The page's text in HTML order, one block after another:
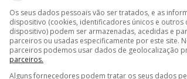
E BENFICA CHEGA AOS…
E MARCA NA GOLEADA AO LEGANÉS (4-1)
MASTANTUONO COM 'AJUDINHA' DE
Os seus dados pessoais vão ser tratados, e as
dispositivo (cookies, identificadores únicos e outros
dispositivo) podem ser armazenadas, acedidas e
parceiros ou usadas especificamente por este site.
parceiros podemos usar dados de geolocalização
parceiros.
Alguns fornecedores podem tratar os seus dados